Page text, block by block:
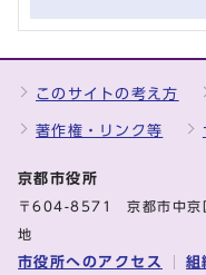
このサイトの考え方
著作権・リンク等
京都市役所
〒604-8571 京都市中京
地
市役所へのアクセス 組